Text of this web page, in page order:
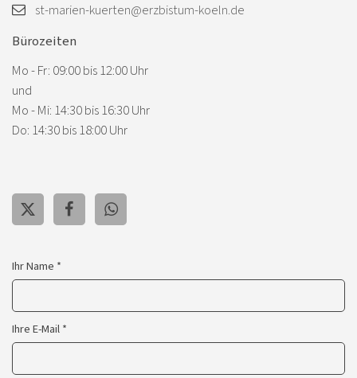
Ihr Name *
Ihre E-Mail *
st-marien-kuerten@erzbistum-koeln.de
Bürozeiten
Mo - Fr: 09:00 bis 12:00 Uhr
und
Mo - Mi: 14:30 bis 16:30 Uhr
Do: 14:30 bis 18:00 Uhr